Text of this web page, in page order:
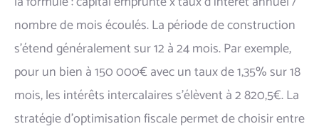
nombre de mois écoulés. La période de construction
s'étend généralement sur 12 à 24 mois. Par exemple,
pour un bien à 150 000€ avec un taux de 1,35% sur 18
mois, les intérêts intercalaires s'élèvent à 2 820,5€. La
stratégie d'optimisation fiscale permet de choisir entre